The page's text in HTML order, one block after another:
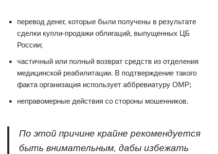
перевод денег, которые были получены в результате
сделки купли-продажи облигаций, выпущенных ЦБ
России;
частичный или полный возврат средств из отделения
медицинской реабилитации. В подтверждение такого
факта организация использует аббревиатуру ОМР;
неправомерные действия со стороны мошенников.
По этой причине крайне рекомендуется
быть внимательным, дабы избежать